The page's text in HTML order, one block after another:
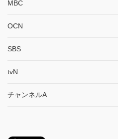
MBC
OCN
SBS
tvN
チャンネルA